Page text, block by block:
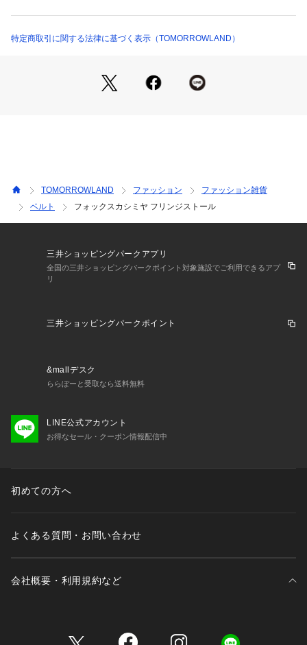
素材の特性上、色移りしやすい性質があります。
湿っている際の摩擦は特に色移りしやすい為ご注意下さい。
があります。
毛羽抜けは摩擦や静電気により特に発生しやすくなります。
毛並みがあるものは、柔らかいブラシで整えてください。
保管の際は、不織布カバーに入れるなど他のものと接触しない
※詳しい洗濯方法については、商品の品質表示タグをご覧ください
22095409333 （ショップ）
特定商取引に関する法律に基づく表示（TOMORROWLAND）
TOMORROWLAND ファッション
ファッション雑貨
ベルト
フォックスカシミヤ フリンジストール
三井ショッピングパークアプリ
全国の三井ショッピングパークポイント対象施設でご利用できるアプ
リ
三井ショッピングパークポイント
&mallデスク
ららぽーと受取なら送料無料
LINE公式アカウント
お得なセール・クーポン情報配信中
初めての方へ
よくある質問・お問い合わせ
会社概要・利用規約など